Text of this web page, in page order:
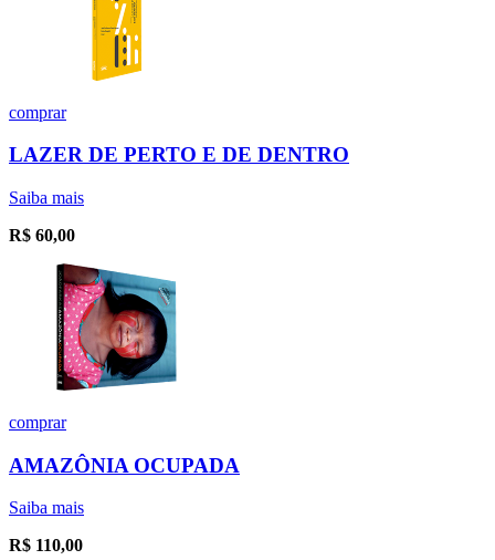
comprar
LAZER DE PERTO E DE DENTRO
Saiba mais
R$ 60,00
comprar
AMAZÔNIA OCUPADA
Saiba mais
R$ 110,00